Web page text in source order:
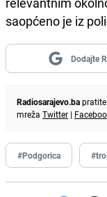
saopćeno je iz
Dodajte
Radiosarajevo.ba
mreža Twitter |
#Podgorica